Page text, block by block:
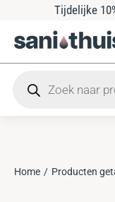
Tijdelijke
Je bent hier:
Home Producten